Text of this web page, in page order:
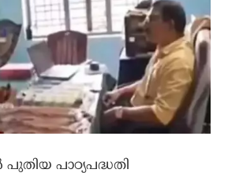
പുതിയ പാഠ്യപദ്ധതി